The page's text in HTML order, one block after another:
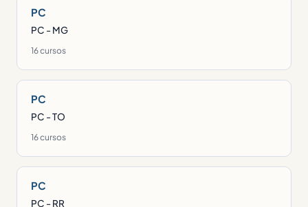
PC
PC - MG
16 cursos
PC
PC - TO
16 cursos
PC
PC - RR